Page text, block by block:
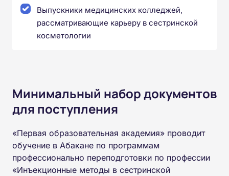
Выпускники медицинских колледжей,
рассматривающие карьеру в сестринской
косметологии
Минимальный набор документов
для поступления
«Первая образовательная академия» проводит
обучение в Абакане по программам
профессионально переподготовки по профессии
«Инъекционные методы в сестринской